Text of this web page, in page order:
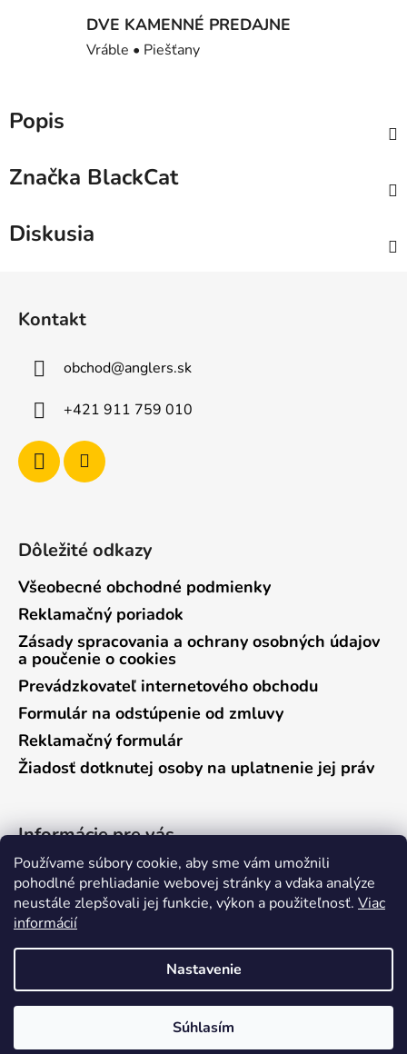
Používame súbory cookie, aby sme vám umožnili
pohodlné prehliadanie webovej stránky a vďaka analýze
neustále zlepšovali jej funkcie, výkon a použiteľnosť. Viac
informácií
Nastavenie
Súhlasím
DVE KAMENNÉ PREDAJNE
Vráble • Piešťany
Popis
Značka BlackCat
Diskusia
Kontakt
obchod@anglers.sk
+421 911 759 010
Dôležité odkazy
Všeobecné obchodné podmienky
Reklamačný poriadok
Zásady spracovania a ochrany osobných údajov
a poučenie o cookies
Prevádzkovateľ internetového obchodu
Formulár na odstúpenie od zmluvy
Reklamačný formulár
Žiadosť dotknutej osoby na uplatnenie jej práv
Informácie pre vás
Predajňa Vráble
Predajňa Pieštany
Ako nakupovať
Vytvoril Shoptet